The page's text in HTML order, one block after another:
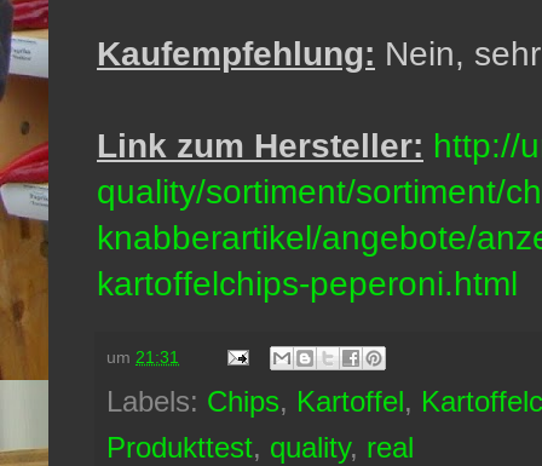
Kaufempfehlung: Nein,
Link zum Hersteller: http://
quality/sortiment/sortiment/
knabberartikel/angebote/
kartoffelchips-peperoni.html
um 21:31
Labels: Chips, Kartoffel,
Produkttest, quality, real